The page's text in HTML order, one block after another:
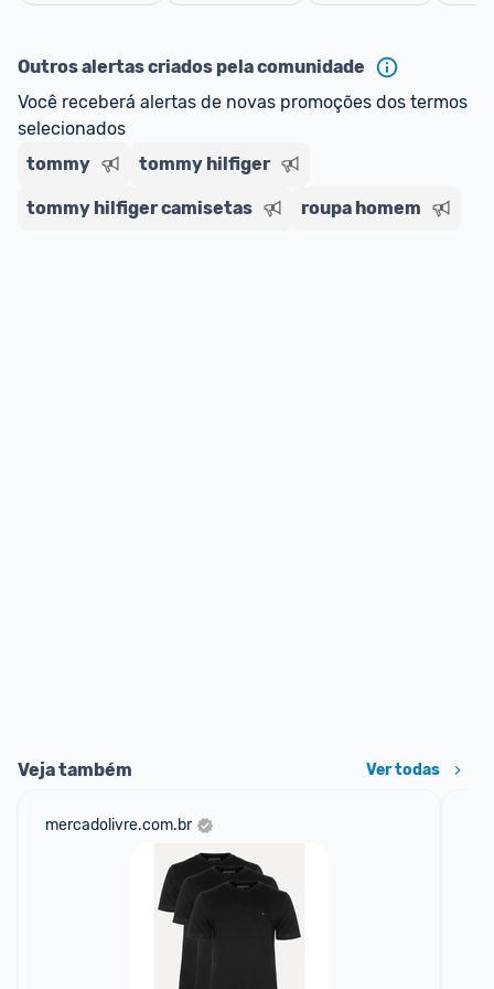
E lembre-se: você sempre pode contar ajuda da
comunidade para tirar dúvidas ou acionar os
nossos Admins marcando
comentário ou através do Fale com o Promobit.
Outros alertas criados pela comunidade
Você receberá alertas de novas promoções dos termos
selecionados
tommy
tommy hilfiger
tommy hilfiger camisetas roupa homem
Veja também Ver todas
mercadolivre.com.br